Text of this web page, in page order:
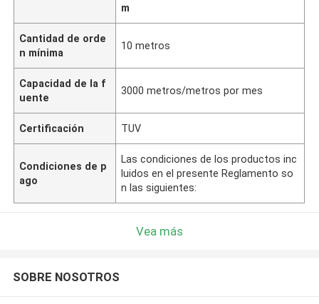
m
Cantidad de orde
n mínima
10 metros
Capacidad de la f
uente
3000 metros/metros por mes
Certificación TUV
Condiciones de p
ago
Las condiciones de los productos inc
luidos en el presente Reglamento so
n las siguientes:
Vea más
SOBRE NOSOTROS